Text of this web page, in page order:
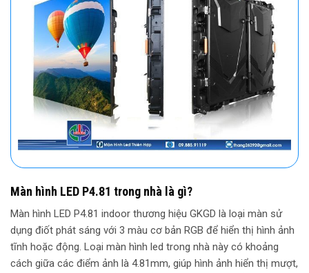
Màn hình LED P4.81 trong nhà là gì?
Màn hình LED P4.81 indoor thương hiệu GKGD là loại màn sử
dụng điốt phát sáng với 3 màu cơ bản RGB để hiển thị hình ảnh
tĩnh hoặc động. Loại màn hình led trong nhà này có khoảng
cách giữa các điểm ảnh là 4.81mm, giúp hình ảnh hiển thị mượt,